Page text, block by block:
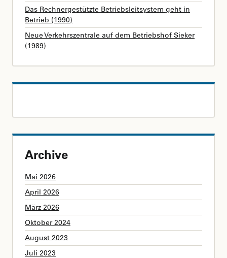
Das Rechnergestützte Betriebsleitsystem geht in
Betrieb (1990)
Neue Verkehrszentrale auf dem Betriebshof Sieker
(1989)
Archive
Mai 2026
April 2026
März 2026
Oktober 2024
August 2023
Juli 2023